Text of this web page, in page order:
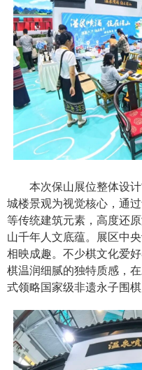
本次保山展位整体设计
城楼景观为视觉核心，通
等传统建筑元素，高度还
山千年人文底蕴。展区中
相映成趣。不少棋文化爱
棋温润细腻的独特质感，
式领略国家级非遗永子围